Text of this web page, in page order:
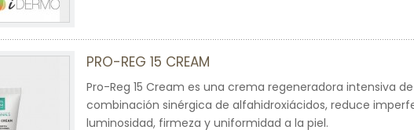
PRO-REG 15 CREAM
Pro-Reg 15 Cream es una crema regeneradora intensiva
combinación sinérgica de alfahidroxiácidos, reduce
luminosidad, firmeza y uniformidad a la piel.